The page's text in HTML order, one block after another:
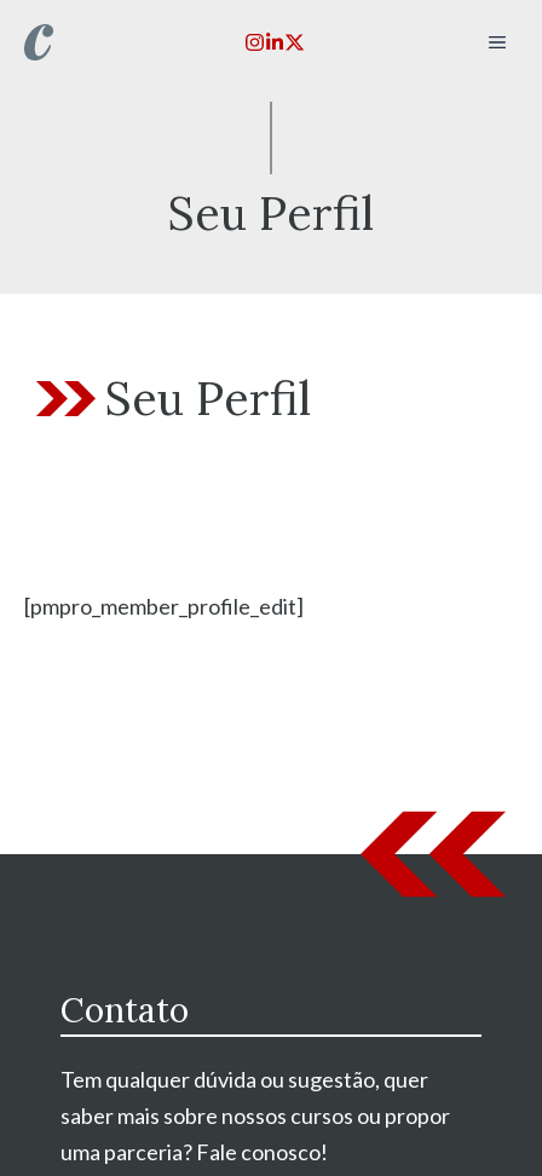
para
Seu Perfil
Seu Perfil
[pmpro_member_profile_edit]
Contato
Tem qualquer dúvida ou sugestão, quer
saber mais sobre nossos cursos ou propor
uma parceria? Fale conosco!